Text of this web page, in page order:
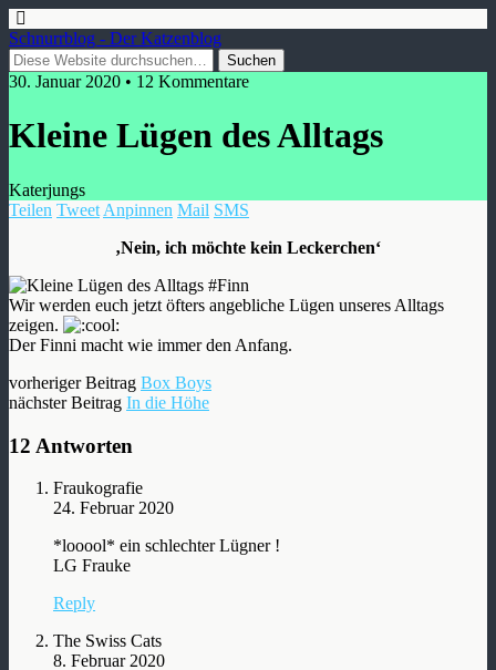
Schnurrblog - Der Katzenblog
30. Januar 2020 • 12 Kommentare
Kleine Lügen des Alltags
Katerjungs
Teilen Tweet Anpinnen Mail SMS
‚Nein, ich möchte kein Leckerchen‘
Wir werden euch jetzt öfters angebliche Lügen unseres Alltags
zeigen.
Der Finni macht wie immer den Anfang.
vorheriger Beitrag Box Boys
nächster Beitrag In die Höhe
12 Antworten
Fraukografie
24. Februar 2020
*looool* ein schlechter Lügner !
LG Frauke
Reply
The Swiss Cats
8. Februar 2020